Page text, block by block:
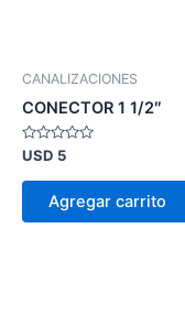
CANALIZACIONES
CONECTOR 1 1/2″
Valorado
0
USD 5
Agregar carrito